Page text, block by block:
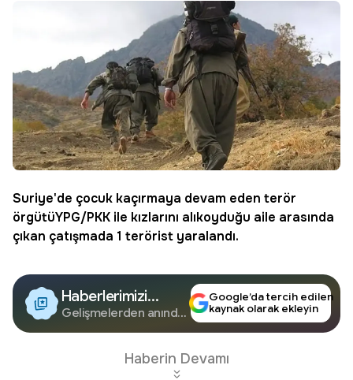
Suriye'de çocuk kaçırmaya devam eden terör
örgütüYPG/PKK ile kızlarını alıkoyduğu aile arasında
çıkan çatışmada 1 terörist yaralandı.
Haberlerimizi
Google'da Takip
Edin
Gelişmelerden anında
Google’da tercih edilen
kaynak olarak ekleyin
Haberin Devamı